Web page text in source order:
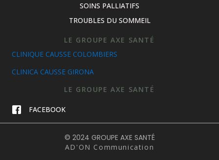
SOINS PALLIATIFS
TROUBLES DU SOMMEIL
LE GROUPE AXE SANTÉ
CLINIQUE CAUSSE COLOMBIERS
CLINICA CAUSSE GIRONA
LE GROUPE AXE SANTÉ
FACEBOOK
© 2024 GROUPE AXE SANTÉ
AD'ON Communication